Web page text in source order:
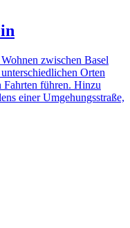
zwischen Basel
Orten
Fahrten führen. Hinzu
einer Umgehungsstraße,